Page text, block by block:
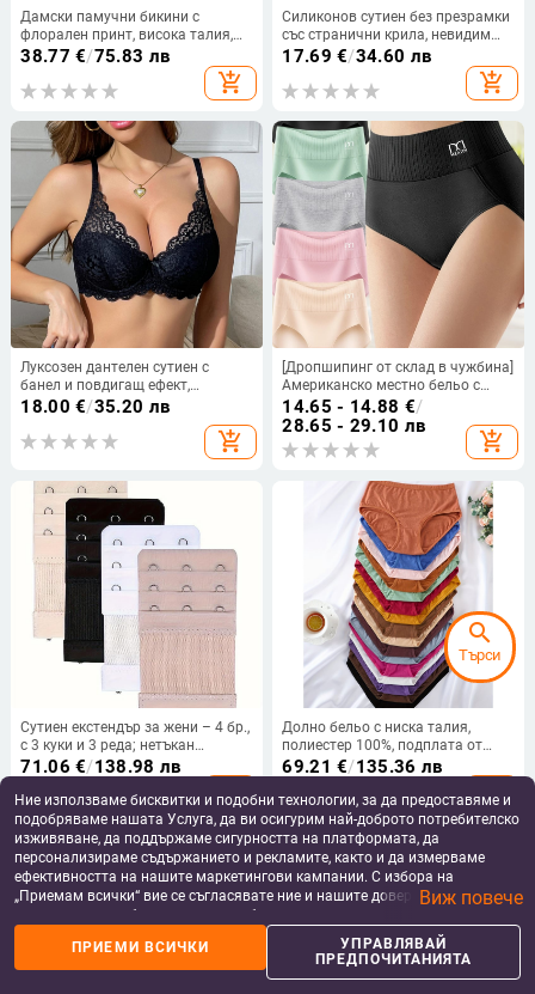
Дамски памучни бикини с
флорален принт, висока талия,
редовна кройка, пускане през
38.77 €/75.83 лв
add_shopping_cart
Силиконов сутиен без презрамки
със странични крила, невидим
под дрехите, U-образни
подплънки за бюст, повдигащ
ефект
17.69 €/34.60 лв
add_shopping_cart
Луксозен дантелен сутиен с
банел и повдигащ ефект,
странична опора и подплънки за
18.00 €/35.20 лв
add_shopping_cart
[Дропшипинг от склад в чужбина]
Американско местно бельо с
висока талия, чистоцветно
триъгълно, коремче с висока
талия, Temu
14.65 - 14.88 €/
28.65 - 29.10 лв
add_shopping_cart
Сутиен екстендър за жени – 4 бр.,
с 3 куки и 3 реда; нетъкан
текстил; удебелена конструкция
71.06 €/138.98 лв
add_shopping_cart
Долно бельо с ниска талия,
полиестер 100%, подплата от
бамбук 100%, едноцветен модел,
за възрастни
69.21 €/135.36 лв
add_shopping_cart
Ние използваме бисквитки и подобни технологии, за да предоставяме и
подобряваме нашата Услуга, да ви осигурим най-доброто потребителско
изживяване, да поддържаме сигурността на платформата, да
персонализираме съдържанието и рекламите, както и да измерваме
ефективността на нашите маркетингови кампании. С избора на
„Приемам всички“ вие се съгласявате ние и нашите доверени партньори
да съхраняваме бисквитки и подобни технологии на вашето устройство
за рекламни и аналитични цели. Можете по всяко време да управлявате
своите предпочитания, като натиснете „Управлявай предпочитанията“.
За повече информация, моля, вижте нашата
Виж повече
ПРИЕМИ ВСИЧКИ
УПРАВЛЯВАЙ
ПРЕДПОЧИТАНИЯТА
search
Търси